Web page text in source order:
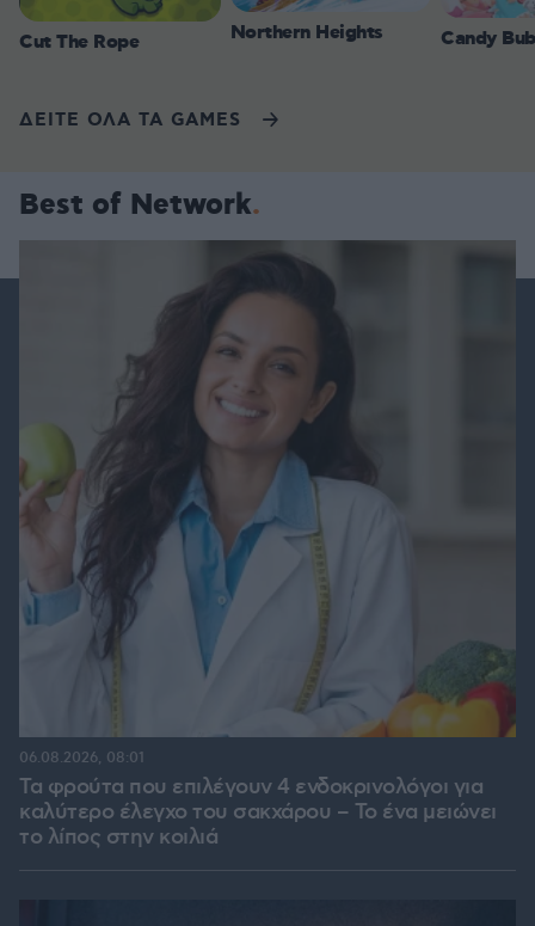
Cut The Rope Northern Heights Candy
ΔΕΙΤΕ ΟΛΑ ΤΑ GAMES
Best of Network
Τα φρούτα που επιλέγουν 4 ενδοκρινολόγοι για
καλύτερο έλεγχο του σακχάρου – Το ένα μειώνει
το λίπος στην κοιλιά
06.08.2026, 08:01